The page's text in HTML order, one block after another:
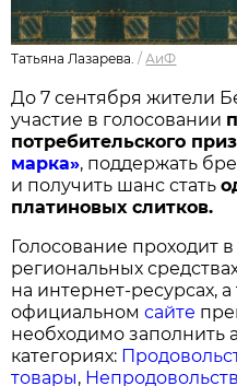
Татьяна Лазарева. /АиФ
До 7 сентября жители
участие в голосовании п
потребительского
марка», поддержать
и получить шанс стать
платиновых слитков.
Голосование проходит
региональных
на интернет-ресурсах, а
официальномсайте
необходимо заполнить
категориях:
товары,